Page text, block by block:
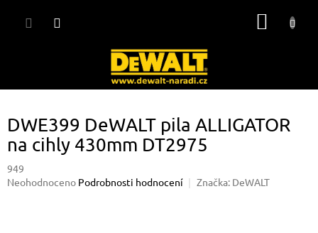
DWE399 DeWALT pila ALLIGATOR
na cihly 430mm DT2975
949
Průměrné
Neohodnoceno Podrobnosti hodnocení Značka: DeWALT